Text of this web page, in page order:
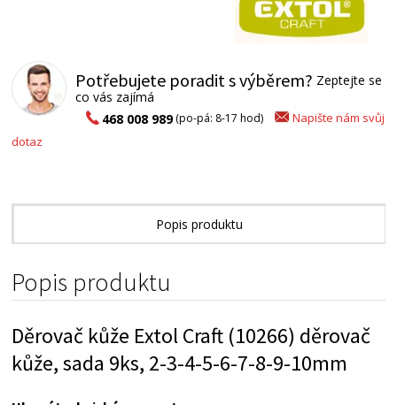
Potřebujete poradit s výběrem? Zeptejte se
co vás zajímá
468 008 989(po-pá: 8-17 hod)
Napište nám svůj
dotaz
Popis produktu
Popis produktu
Děrovač kůže Extol Craft (10266) děrovač
kůže, sada 9ks, 2-3-4-5-6-7-8-9-10mm